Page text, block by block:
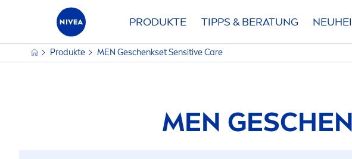
PRODUKTE TIPPS & BERATUNG
Produkte MEN GeschenksetSensitiveCare
MEN